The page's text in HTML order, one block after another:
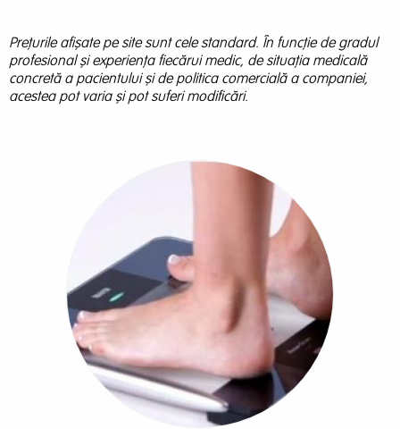
Prețurile afișate pe site sunt cele standard. În funcție de gradul
profesional și experiența fiecărui medic, de situația medicală
concretă a pacientului și de politica comercială a companiei,
acestea pot varia și pot suferi modificări.